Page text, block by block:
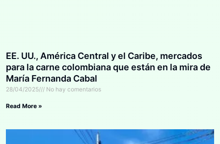
EE. UU., América Central y el Caribe, mercados
para la carne colombiana que están en la mira de
María Fernanda Cabal
28/04/2025 No hay comentarios
Read More »